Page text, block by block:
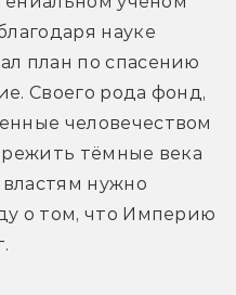
науке
план по спасению
Своего рода фонд,
человечеством
тёмные века
властям нужно
о том, что Империю